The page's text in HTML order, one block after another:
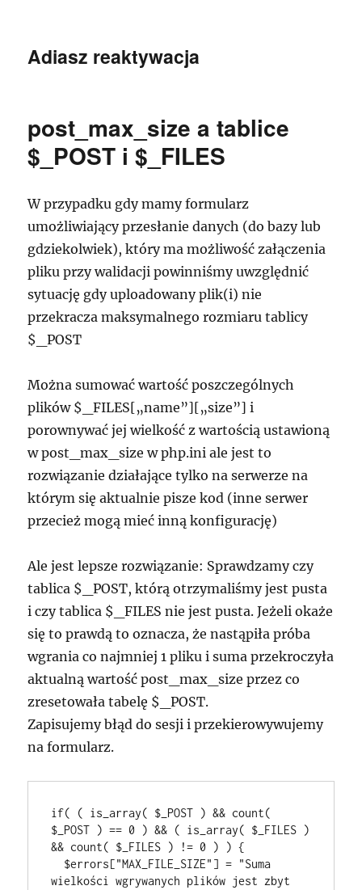
Adiasz reaktywacja
post_max_size a tablice
$_POST i $_FILES
W przypadku gdy mamy formularz
umożliwiający przesłanie danych (do bazy lub
gdziekolwiek), który ma możliwość załączenia
pliku przy walidacji powinniśmy uwzględnić
sytuację gdy uploadowany plik(i) nie
przekracza maksymalnego rozmiaru tablicy
$_POST
Można sumować wartość poszczególnych
plików $_FILES[„name”][„size”] i
porownywać jej wielkość z wartością ustawioną
w post_max_size w php.ini ale jest to
rozwiązanie działające tylko na serwerze na
którym się aktualnie pisze kod (inne serwer
przecież mogą mieć inną konfigurację)
Ale jest lepsze rozwiązanie: Sprawdzamy czy
tablica $_POST, którą otrzymaliśmy jest pusta
i czy tablica $_FILES nie jest pusta. Jeżeli okaże
się to prawdą to oznacza, że nastąpiła próba
wgrania co najmniej 1 pliku i suma przekroczyła
aktualną wartość post_max_size przez co
zresetowała tabelę $_POST.
Zapisujemy błąd do sesji i przekierowywujemy
na formularz.
if( ( is_array( $_POST ) && count(
$_POST ) == 0 ) && ( is_array( $_FILES )
&& count( $_FILES ) != 0 ) ) {
wielkości wgrywanych plików jest zbyt